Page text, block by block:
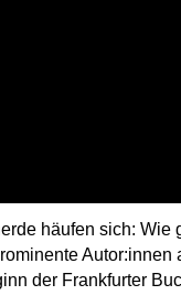
häufen sich: Wie
Autor:innen
der Frankfurter